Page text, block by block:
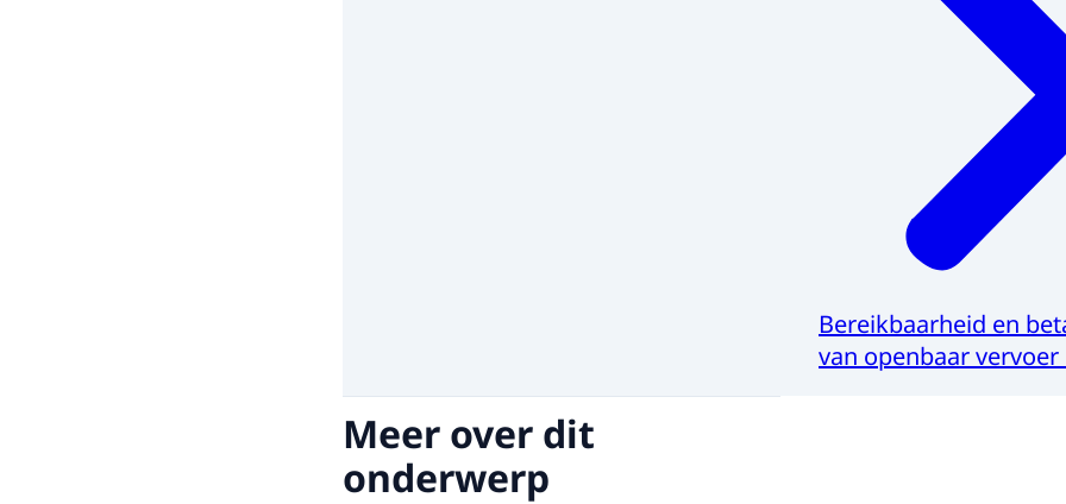
Bereikbaarheid en
van openbaar
Meer over dit
onderwerp